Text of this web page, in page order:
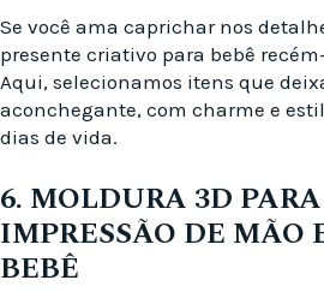
Se você ama caprichar nos
presente criativo para bebê
Aqui, selecionamos itens que
aconchegante, com charme e
dias de vida.
6. MOLDURA 3D
IMPRESSÃO DE MÃO
BEBÊ